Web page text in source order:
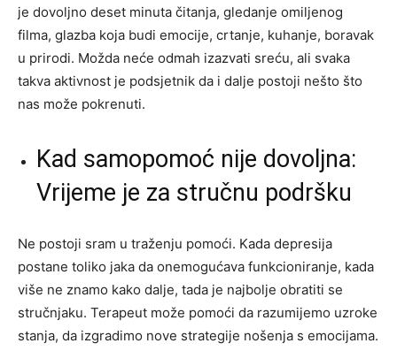
je dovoljno deset minuta čitanja, gledanje omiljenog
filma, glazba koja budi emocije, crtanje, kuhanje, boravak
u prirodi. Možda neće odmah izazvati sreću, ali svaka
takva aktivnost je podsjetnik da i dalje postoji nešto što
nas može pokrenuti.
Kad samopomoć nije dovoljna:
Vrijeme je za stručnu podršku
Ne postoji sram u traženju pomoći. Kada depresija
postane toliko jaka da onemogućava funkcioniranje, kada
više ne znamo kako dalje, tada je najbolje obratiti se
stručnjaku. Terapeut može pomoći da razumijemo uzroke
stanja, da izgradimo nove strategije nošenja s emocijama.